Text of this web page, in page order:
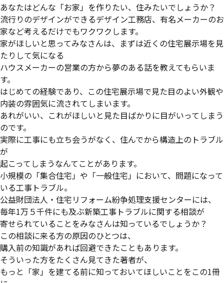
あなたはどんな「お家」を作りたい、住みたいでしょうか？
流行りのデザインができるデザイン工務店、有名メーカーのお
家など考えるだけでもワクワクします。
家がほしいと思ってみなさんは、まずは近くの住宅展示場を見
たりして気になる
ハウスメーカーの営業の方から夢のある話を教えてもらいま
す。
はじめての経験であり、この住宅展示場で見た目のよい外観や
内装の雰囲気に流されてしまいます。
あれがいい、これがほしいと見た目ばかりに目がいってしまう
のです。
実際に工事にも立ち会うがなく、住んでから構造上のトラブル
が
起こってしまうなんてことがあります。
小規模の「集合住宅」や「一般住宅」において、問題になって
いる工事トラブル。
公益財団法人・住宅リフォーム紛争処理支援センターには、
毎年1万５千件にも及ぶ新築工事トラブルに関する相談が
寄せられていることをみなさんは知っているでしょうか？
この相談に来る方の原因のひとつは、
購入前の知識があれば回避できたこともあります。
そういった方をたくさん見てきた著者が、
もっと「家」を建てる前に知っておいてほしいことをこの1冊